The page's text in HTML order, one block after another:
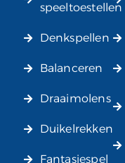
speeltoestellen
Denkspellen
Balanceren
Draaimolens
Duikelrekken
Fantasiespel